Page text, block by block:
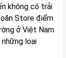
không có trải
Store điểm
ở Việt Nam
loại